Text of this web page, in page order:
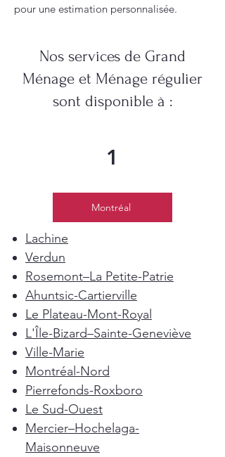
pour une estimation personnalisée.
Nos services de Grand
Ménage et Ménage régulier
sont disponible à :
1
Montréal
Lachine
Verdun
Rosemont–La Petite-Patrie
Ahuntsic-Cartierville
Le Plateau-Mont-Royal
L'Île-Bizard–Sainte-Geneviève
Ville-Marie
Montréal-Nord
Pierrefonds-Roxboro
Le Sud-Ouest
Mercier–Hochelaga-
Maisonneuve